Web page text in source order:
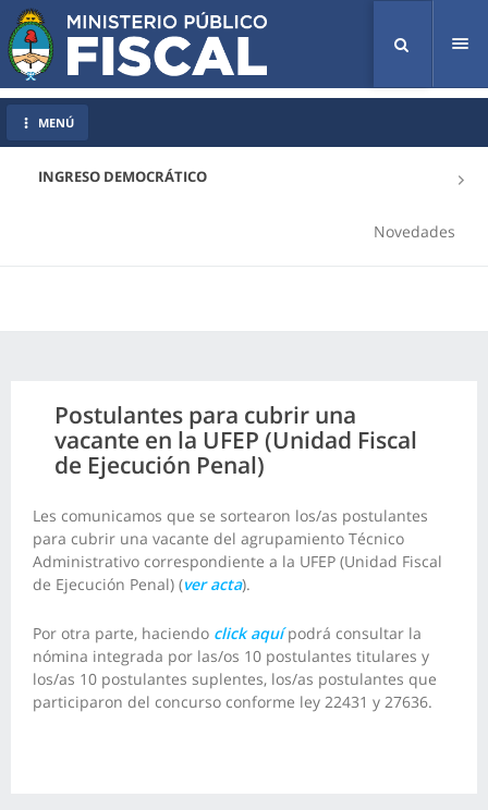
INGRESO DEMOCRÁTICO
Novedades
MENÚ
Postulantes para cubrir una
vacante en la UFEP (Unidad Fiscal
de Ejecución Penal)
Les comunicamos que se sortearon los/as postulantes
para cubrir una vacante del agrupamiento Técnico
Administrativo correspondiente a la UFEP (Unidad Fiscal
de Ejecución Penal) (ver acta).
Por otra parte, haciendo click aquí podrá consultar la
nómina integrada por las/os 10 postulantes titulares y
los/as 10 postulantes suplentes, los/as postulantes que
participaron del concurso conforme ley 22431 y 27636.